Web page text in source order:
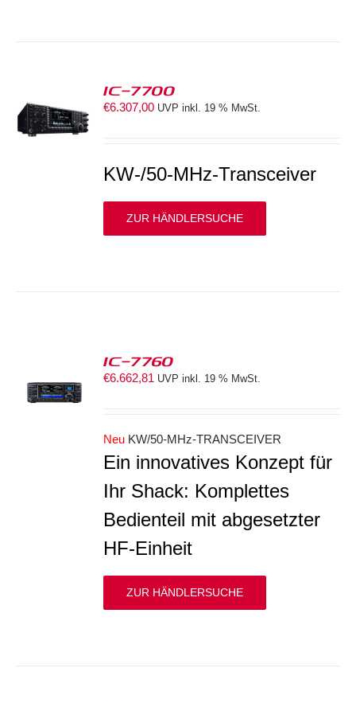
IC-7700
€6.307,00 UVP inkl. 19 % MwSt.
KW-/50-MHz-Transceiver
ZUR HÄNDLERSUCHE
IC-7760
€6.662,81 UVP inkl. 19 % MwSt.
Neu KW/50-MHz-TRANSCEIVER
Ein innovatives Konzept für
Ihr Shack: Komplettes
Bedienteil mit abgesetzter
HF-Einheit
ZUR HÄNDLERSUCHE